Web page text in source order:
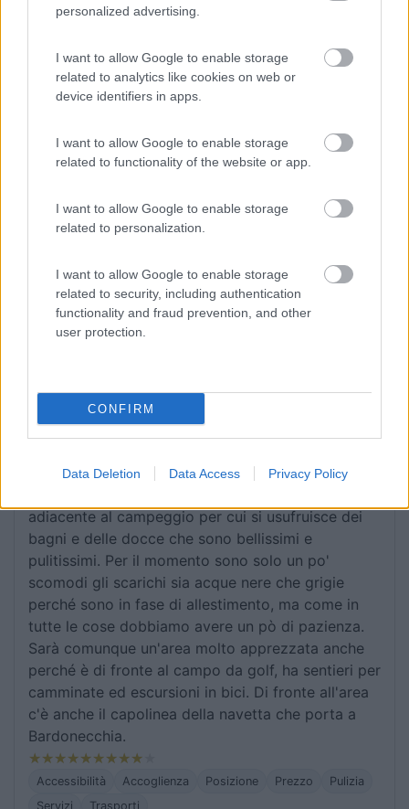
personalized advertising.
I want to allow Google to enable storage
related to analytics like cookies on web or
device identifiers in apps.
I want to allow Google to enable storage
related to functionality of the website or app.
I want to allow Google to enable storage
related to personalization.
I want to allow Google to enable storage
related to security, including authentication
functionality and fraud prevention, and other
user protection.
CONFIRM
Data Deletion Data Access Privacy Policy
stalli). Ad ogni modo, personale gentilissimo che
usufruire dei servizi del campeggio: bagni, docce
calde libere (no gettone). Stanno ancora
costruendo lo scarico acque grigie e nere, ed il
sarà un'ottima area sosta. A pochi passi, ampia
possibilità di passeggiate e trekking e navetta per
Accoglienza Posizione Servizi
bici48 01/07/2020 15:56
Area molto bella aperta a gennaio ma in fase di
lavorando a più non posso per cercare di dare
comfort e sicurezza all'area. Tutto il personale è
Weekend dal 26 al 28/06 e ho pagato 15€ a notte
adiacente al campeggio per cui si usufruisce dei
bagni e delle docce che sono bellissimi e
pulitissimi. Per il momento sono solo un po'
scomodi gli scarichi sia acque nere che grigie
perché sono in fase di allestimento, ma come in
tutte le cose dobbiamo avere un pò di pazienza.
Sarà comunque un'area molto apprezzata anche
perché è di fronte al campo da golf, ha sentieri per
camminate ed escursioni in bici. Di fronte all'area
c'è anche il capolinea della navetta che porta a
Bardonecchia.
Accessibilità Accoglienza Posizione Prezzo
Pulizia
Servizi
Trasporti